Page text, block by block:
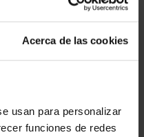
Acerca de las cookies
usan para personalizar
funciones de redes